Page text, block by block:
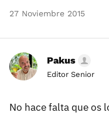
27 Noviembre 2015
Pakus
Editor Senior
No hace falta que os